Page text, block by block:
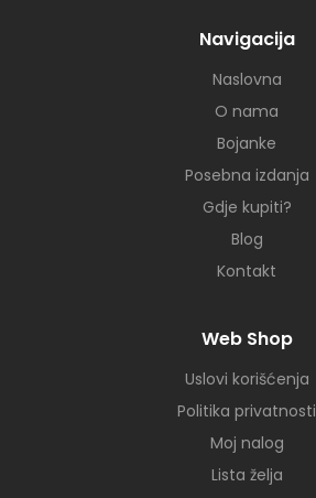
Navigacija
Naslovna
O nama
Bojanke
Posebna izdanja
Gdje kupiti?
Blog
Kontakt
Web Shop
Uslovi korišćenja
Politika privatnosti
Moj nalog
Lista želja